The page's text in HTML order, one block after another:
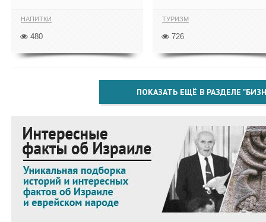
НАПИТКИ
480
ТУРИЗМ
726
ПОКАЗАТЬ ЕЩЁ В РАЗДЕЛЕ